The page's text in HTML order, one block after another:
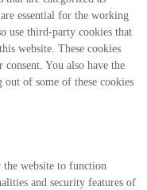
essential for the working
use third-party cookies that
website. These cookies
You also have the
of some of these cookies
the website to function
and security features of